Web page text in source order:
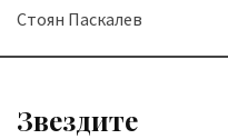
SkipСтоян Паскалев
Звездите